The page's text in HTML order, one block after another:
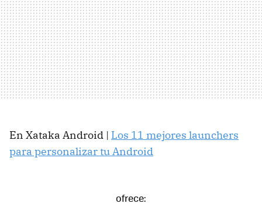
En Xataka Android | Los 11 mejores launchers
para personalizar tu Android
ofrece: